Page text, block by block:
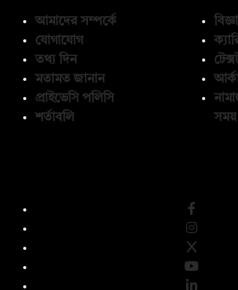
আমাদের সম্পর্কে
যোগাযোগ
তথ্য দিন
মতামত জানান
প্রাইভেসি পলিসি
শর্তাবলি
সময়